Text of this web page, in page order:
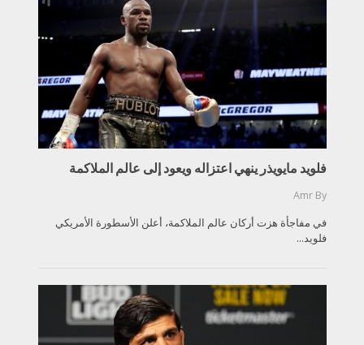
فلويد مايويذر ينهي اعتزاله ويعود إلى عالم الملاكمة
By
Amr
في مفاجأة هزت أركان عالم الملاكمة، أعلن الأسطورة الأمريكي
فلويد...